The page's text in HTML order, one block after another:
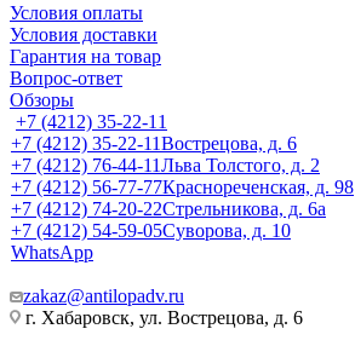
Условия оплаты
Условия доставки
Гарантия на товар
Вопрос-ответ
Обзоры
+7 (4212) 35-22-11
+7 (4212) 35-22-11Вострецова, д. 6
+7 (4212) 76-44-11Льва Толстого, д. 2
+7 (4212) 56-77-77Краснореченская, д. 98
+7 (4212) 74-20-22Стрельникова, д. 6а
+7 (4212) 54-59-05Суворова, д. 10
WhatsApp
zakaz@antilopadv.ru
г. Хабаровск, ул. Вострецова, д. 6